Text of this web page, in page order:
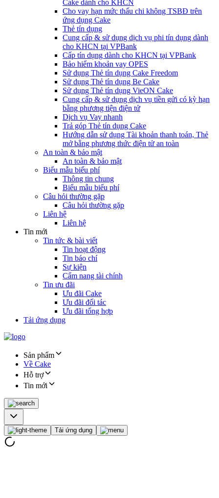
Cake dành cho KHCN
Cho vay hạn mức thấu chi không TSBĐ trên
ứng dụng Cake
Thẻ tín dụng
Cung cấp & sử dụng dịch vụ phi tín dụng dành
cho KHCN tại VPBank
Cấp tín dụng dành cho KHCN tại VPBank
Bảo hiểm khoản vay OPES
Sử dụng Thẻ tín dụng Cake Freedom
Sử dụng Thẻ tín dụng Be Cake
Sử dụng Thẻ tín dụng VieON Cake
Cung cấp & sử dụng dịch vụ tiền gửi có kỳ hạn
bằng phương tiện điện tử
Dịch vụ Vay nhanh
Trả góp Thẻ tín dụng Cake
Hướng dẫn sử dụng Tài khoản thanh toán, Thẻ
mở bằng phương thức điện tử an toàn
An toàn & bảo mật
An toàn & bảo mật
Biểu mẫu biểu phí
Thông tin chung
Biểu mẫu biểu phí
Câu hỏi thường gặp
Câu hỏi thường gặp
Liên hệ
Liên hệ
Tin mới
Tin tức & bài viết
Tin hoạt động
Tin báo chí
Sự kiện
Cẩm nang tài chính
Tin ưu đãi
Ưu đãi Cake
Ưu đãi đối tác
Ưu đãi tổng hợp
Tải ứng dụng
Sản phẩm
Về Cake
Hỗ trợ
Tin mới
Tải ứng dụng